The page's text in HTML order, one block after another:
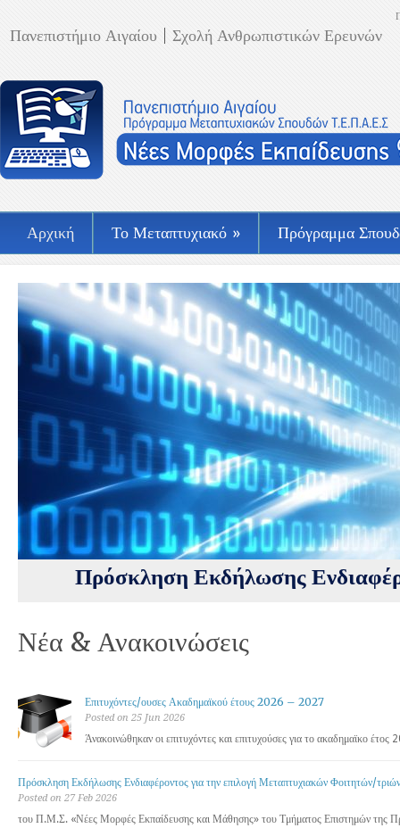
Πανεπιστήμιο Αιγαίου Σχολή Ανθρωπιστικών Ερευνών
Αρχική Το Μεταπτυχιακό » Πρόγραμμα
Πρόσκληση Εκδήλωσης
Νέα & Ανακοινώσεις
Επιτυχόντες/ουσες Ακαδημαϊκού έτους 2026 – 2027
Posted on 25 Jun 2026
Άνακοινώθηκαν οι επιτυχόντες και επιτυχούσες για το ακαδημαϊκο
Πρόσκληση Εκδήλωσης Ενδιαφέροντος για την επιλογή Μεταπτυχιακών Φοιτητών/
Posted on 27 Feb 2026
του Π.Μ.Σ. «Νέες Μορφές Εκπαίδευσης και Μάθησης» του Τμήματος Επιστημών της